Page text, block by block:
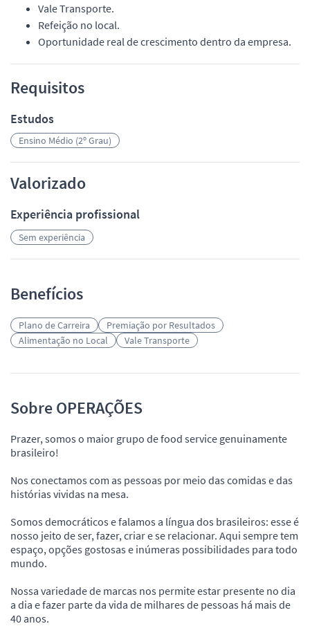
Vale Transporte.
Refeição no local.
Oportunidade real de crescimento dentro da empresa.
Requisitos
Estudos
Ensino Médio (2º Grau)
Valorizado
Experiência profissional
Sem experiência
Benefícios
Plano de Carreira
Premiação por Resultados
Alimentação no Local
Vale Transporte
Sobre OPERAÇÕES
Prazer, somos o maior grupo de food service genuinamente
brasileiro!
Nos conectamos com as pessoas por meio das comidas e das
histórias vividas na mesa.
Somos democráticos e falamos a língua dos brasileiros: esse é
nosso jeito de ser, fazer, criar e se relacionar. Aqui sempre tem
espaço, opções gostosas e inúmeras possibilidades para todo
mundo.
Nossa variedade de marcas nos permite estar presente no dia
a dia e fazer parte da vida de milhares de pessoas há mais de
40 anos.